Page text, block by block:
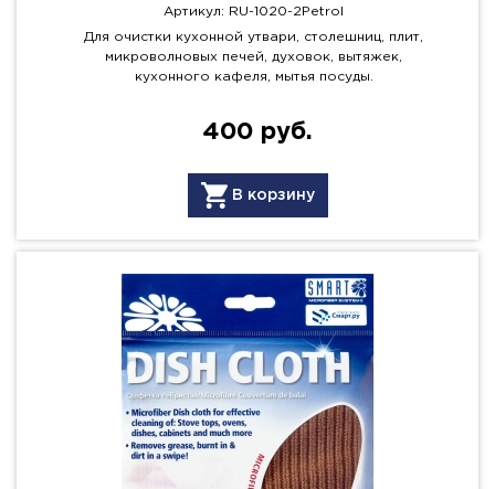
Артикул: RU-1020-2Petrol
Для очистки кухонной утвари, столешниц, плит,
микроволновых печей, духовок, вытяжек,
кухонного кафеля, мытья посуды.
400 руб.
В корзину